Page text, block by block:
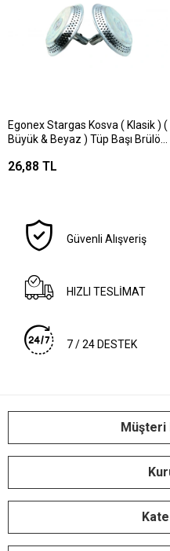
Egonex Stargas Kosva ( Klasik ) (
Büyük & Beyaz ) Tüp Başı Brülör
)*25x20
26,88 TL
Güvenli Alışveriş
HIZLI TESLİMAT
7 / 24 DESTEK
Müşteri